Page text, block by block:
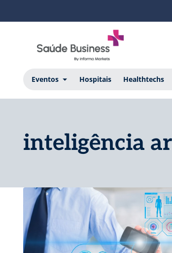
Eventos Hospitais Healthtechs
inteligência